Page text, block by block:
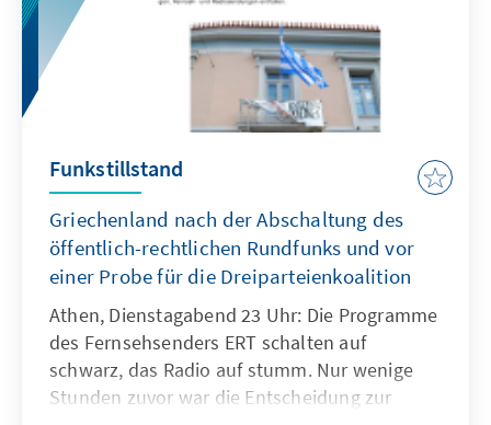
Funkstillstand
Griechenland nach der Abschaltung des
öffentlich-rechtlichen Rundfunks und vor
einer Probe für die Dreiparteienkoalition
Athen, Dienstagabend 23 Uhr: Die Programme
des Fernsehsenders ERT schalten auf
schwarz, das Radio auf stumm. Nur wenige
Stunden zuvor war die Entscheidung zur